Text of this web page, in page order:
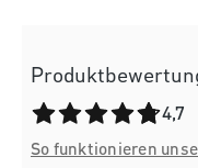
Durchschnittliche 4,7
So funktionieren